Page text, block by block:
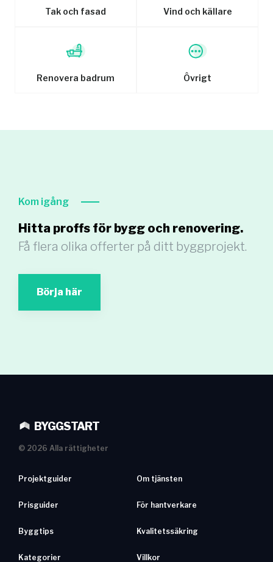
Tak och fasad Vind och källare
Renovera badrum Ôvrigt
Kom igång
Hitta proffs för bygg och renovering.
Få flera olika offerter på ditt byggprojekt.
Börja här
BYGGSTART
© 2026 Alla rättigheter
Projektguider
Prisguider
Byggtips
Kategorier
Om tjänsten
För hantverkare
Kvalitetssäkring
Villkor